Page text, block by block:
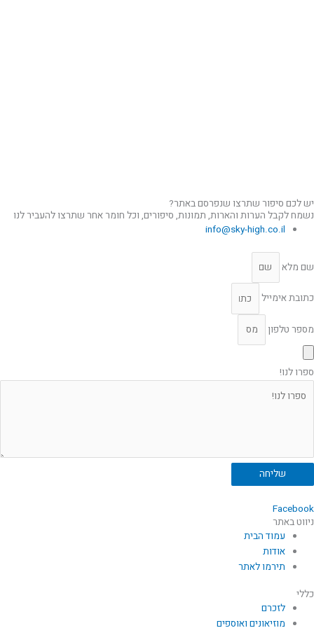
יש לכם סיפור שתרצו שנפרסם באתר?
נשמח לקבל הערות והארות, תמונות, סיפורים, וכל חומר אחר שתרצו להעביר לנו
info@sky-high.co.il
שם מלא
כתובת אימייל
מספר טלפון
ספרו לנו!
שליחה
Facebook
ניווט באתר
עמוד הבית
אודות
תירמו לאתר
כללי
לזכרם
מוזיאונים ואוספים